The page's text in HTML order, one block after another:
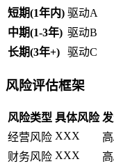
短期(1年内) 驱动A
中期(1-3年) 驱动B
长期(3年+)
驱动C
风险评估框架
风险类型 具体风险
经营风险 XXX
财务风险 XXX